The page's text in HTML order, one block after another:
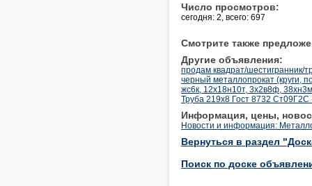
Число просмотров:
сегодня: 2, всего: 697
Смотрите также
Другие объявления:
продам квадрат/шестигранник/
черный металлопрокат (круги,
жс6к, 12х18н10т, 3х2в8ф,
Труба 219х8 Гост 8732 Ст09Г2С
Информация, цены,
Новости и информация:
Вернуться в раздел
Поиск по доске